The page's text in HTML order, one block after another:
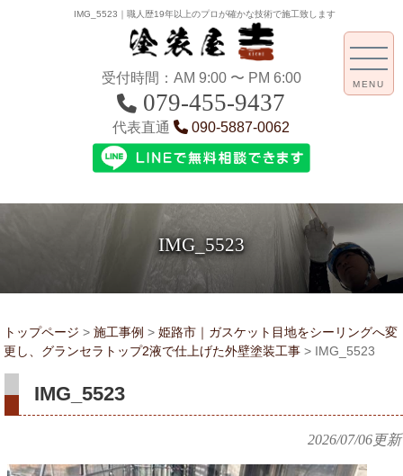
IMG_5523｜職人歴19年以上のプロが確かな技術で施工致します
受付時間：AM 9:00 〜 PM 6:00
079-455-9437
代表直通 090-5887-0062
IMG_5523
MENU
トップページ > 施工事例 > 姫路市｜ガスケット目地をシーリングへ変
更し、グランセラトップ2液で仕上げた外壁塗装工事 > IMG_5523
IMG_5523
2026/07/06更新